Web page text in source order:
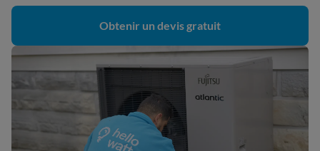
Obtenir un devis gratuit